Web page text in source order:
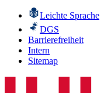
Leichte Sprache
DGS
Barrierefreiheit
Intern
Sitemap